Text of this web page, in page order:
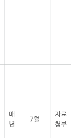
매
년
7월
자료
첨부